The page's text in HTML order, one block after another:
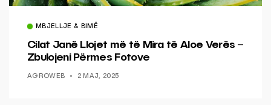
MBJELLJE & BIMË
Cilat Janë Llojet më të Mira të Aloe Verës –
Zbulojeni Përmes Fotove
AGROWEB 2 MAJ, 2025